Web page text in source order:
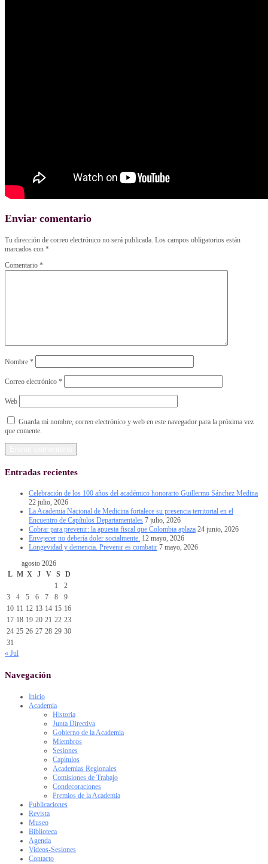
Enviar comentario
Tu dirección de correo electrónico no será publicada. Los campos obligatorios están
marcados con *
Comentario *
Nombre *
Correo electrónico *
Web
Guarda mi nombre, correo electrónico y web en este navegador para la próxima vez
que comente.
Entradas recientes
Celebración de los 100 años del académico honorario Guillermo Sánchez Medina
22 julio, 2026
La Academia Nacional de Medicina fortalece su presencia territorial en el
Encuentro de Capítulos Departamentales 7 julio, 2026
Cobrar para prevenir: la apuesta fiscal que Colombia aplaza 24 junio, 2026
Envejecer no debería doler socialmente. 12 mayo, 2026
Longevidad y demencia. Prevenir es combatir 7 mayo, 2026
agosto 2026
L M X J V S
D
1
2
3
4 5 6 7 8
9
10 11 12 13 14 15 16
17 18 19 20 21 22 23
24 25 26 27 28 29 30
31
« Jul
Navegación
Inicio
Academia
Historia
Junta Directiva
Gobierno de la Academia
Miembros
Sesiones
Capítulos
Academias Regionales
Comisiones de Trabajo
Condecoraciones
Premios de la Academia
Publicaciones
Revista
Museo
Biblioteca
Agenda
Videos-Sesiones
Contacto